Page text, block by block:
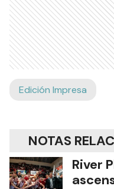
Edición Impresa
NOTAS
River